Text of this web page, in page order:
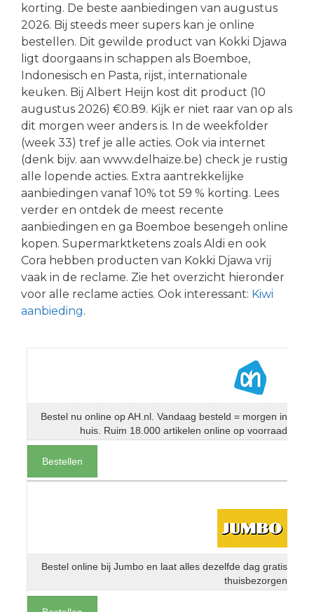
korting. De beste aanbiedingen van augustus
2026. Bij steeds meer supers kan je online
bestellen. Dit gewilde product van Kokki Djawa
ligt doorgaans in schappen als Boemboe,
Indonesisch en Pasta, rijst, internationale
keuken. Bij Albert Heijn kost dit product (10
augustus 2026) €0.89. Kijk er niet raar van op als
dit morgen weer anders is. In de weekfolder
(week 33) tref je alle acties. Ook via internet
(denk bijv. aan www.delhaize.be) check je rustig
alle lopende acties. Extra aantrekkelijke
aanbiedingen vanaf 10% tot 59 % korting. Lees
verder en ontdek de meest recente
aanbiedingen en ga Boemboe besengeh online
kopen. Supermarktketens zoals Aldi en ook
Cora hebben producten van Kokki Djawa vrij
vaak in de reclame. Zie het overzicht hieronder
voor alle reclame acties. Ook interessant: Kiwi
aanbieding.
Bestel nu online op AH.nl. Vandaag besteld = morgen in
huis. Ruim 18.000 artikelen online op voorraad
Bestellen
Bestel online bij Jumbo en laat alles dezelfde dag gratis
thuisbezorgen